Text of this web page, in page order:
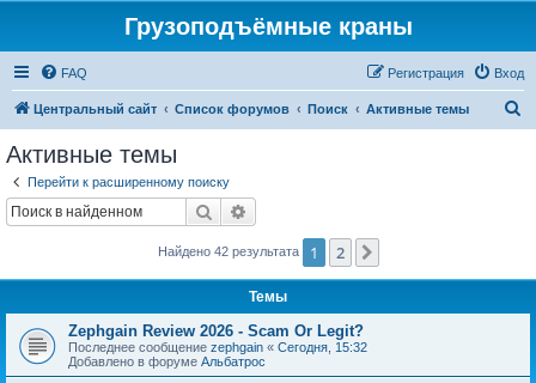
Грузоподъёмные краны
FAQ Вход
Регистрация
Центральный сайт Список форумов Поиск Активные темы
Активные темы
Перейти к расширенному поиску
Поиск
Найдено 42 результата 1 2
Темы
Zephgain Review 2026 - Scam Or Legit?
Последнее сообщение zephgain « Сегодня, 15:32
Добавлено в форуме Альбатрос